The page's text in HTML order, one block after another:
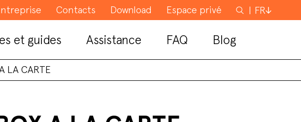
Contacts Download Espace privé Rechercher
FR
et guides Assistance FAQ Blog
LA CARTE